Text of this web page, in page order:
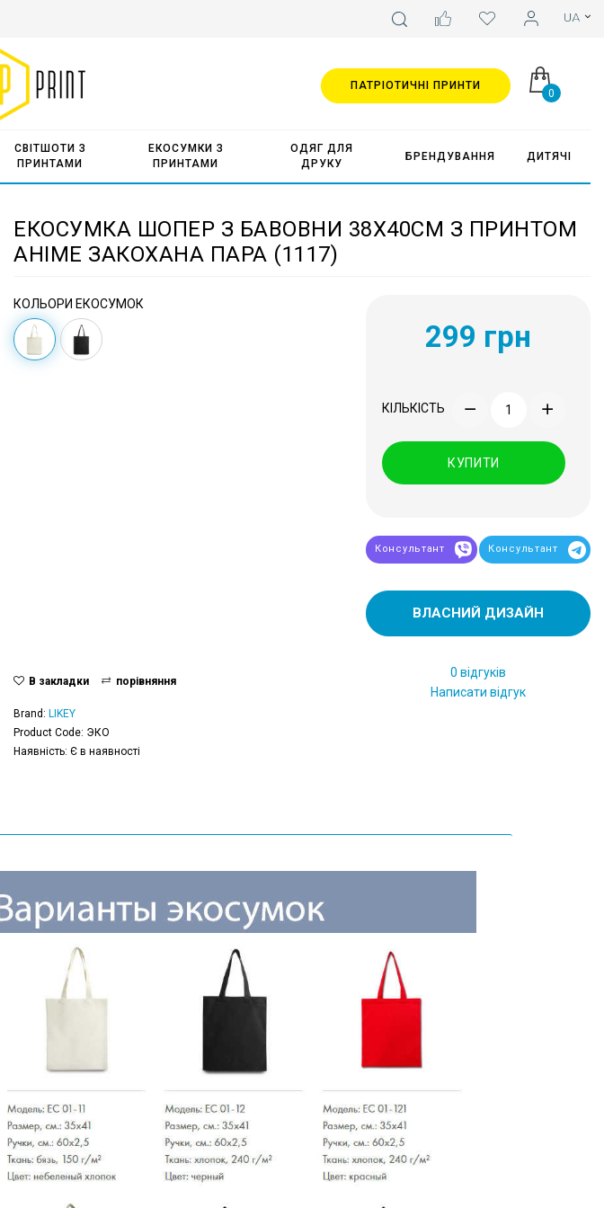
0
СВІТШОТИ З
ПРИНТАМИ
ЕКОСУМКИ З
ПРИНТАМИ
ОДЯГ ДЛЯ
ДРУКУ
БРЕНДУВАННЯ ДИТЯЧІ
ПАТРІОТИЧНІ ПРИНТИ
ЕКОСУМКА ШОПЕР З БАВОВНИ 38Х40СМ З ПРИНТОМ
АНІМЕ ЗАКОХАНА ПАРА (1117)
КОЛЬОРИ ЕКОСУМОК
299 грн
КІЛЬКІСТЬ
КУПИТИ
Консультант Консультант
ВЛАСНИЙ ДИЗАЙН
В закладки порівняння
Brand: LIKEY
Product Code: ЭКО
Наявність: Є в наявності
0 відгуків
Написати відгук